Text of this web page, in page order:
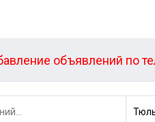
объявлений по